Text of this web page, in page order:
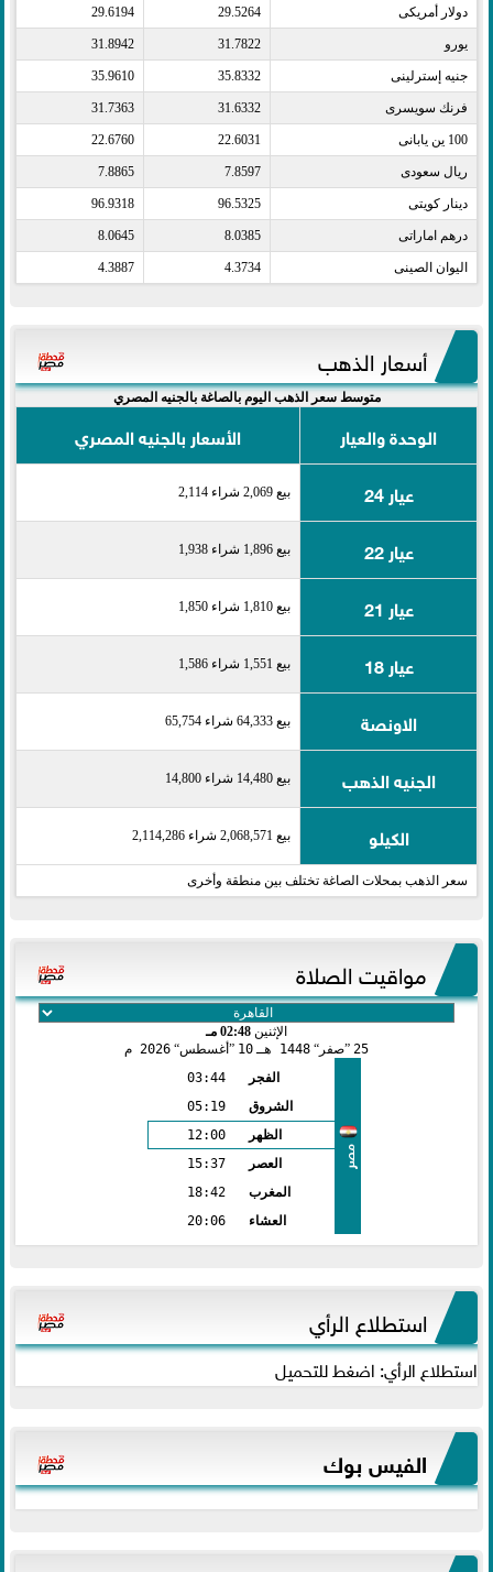
دولار أمريكى​ 29.5264
29.6194
يورو​ 31.7822
31.8942
جنيه إسترلينى​ 35.8332
35.9610
فرنك سويسرى​ 31.6332
31.7363
100 ين يابانى​ 22.6031
22.6760
ريال سعودى​ 7.8597
7.8865
دينار كويتى​ 96.5325
96.9318
درهم اماراتى​ 8.0385
8.0645
اليوان الصينى​ 4.3734
4.3887
أسعار الذهب
متوسط سعر الذهب اليوم بالصاغة بالجنيه المصري
الوحدة والعيار
الأسعار بالجنيه المصري
عيار 24
بيع 2,069 شراء 2,114
عيار 22 بيع 1,896 شراء 1,938
عيار 21 بيع 1,810 شراء 1,850
عيار 18 بيع 1,551 شراء 1,586
الاونصة بيع 64,333 شراء 65,754
الجنيه الذهب بيع 14,480 شراء 14,800
الكيلو بيع 2,068,571 شراء 2,114,286
سعر الذهب بمحلات الصاغة تختلف بين منطقة وأخرى
مواقيت الصلاة
الإثنين 02:48 مـ
25 صفر 1448 هـ 10 أغسطس 2026 م
مصر
الفجر
03:44
الشروق
05:19
الظهر
12:00
العصر
15:37
المغرب
18:42
العشاء
20:06
استطلاع الرأي
استطلاع الرأي: اضغط للتحميل
الفيس بوك